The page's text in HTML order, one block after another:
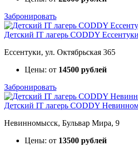
Забронировать
Детский IT лагерь CODDY Ессентуки
Ессентуки, ул. Октябрьская 365
Цены: от 14500 рублей
Забронировать
Детский IT лагерь CODDY
Невинномысск, Бульвар Мира, 9
Цены: от 13500 рублей